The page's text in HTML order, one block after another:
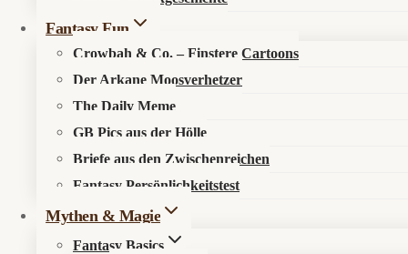
Fantasy Fun
Crowbah & Co. – Finstere Cartoons
Der Arkane Moosverhetzer
The Daily Meme
GB Pics aus der Hölle
Briefe aus den Zwischenreichen
Fantasy Persönlichkeitstest
Mythen & Magie
Fantasy Basics
🔍Suche im Fantasykosmos
Spüre verborgene Pfade auf, entdecke neue Werke oder